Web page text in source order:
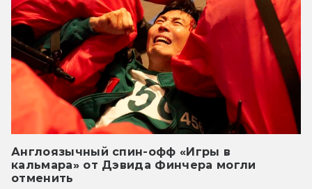
Англоязычный спин-офф «Игры в
кальмара» от Дэвида Финчера могли
отменить